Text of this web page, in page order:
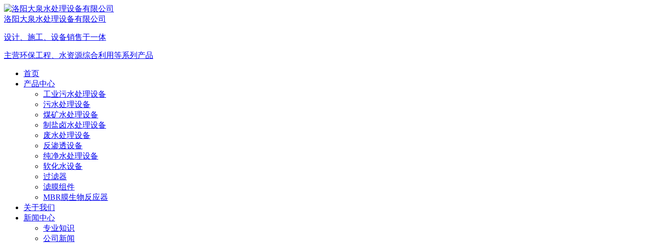
洛阳大泉水处理设备有限公司
设计、施工、设备销售于一体
主营环保工程、水资源综合利用等系列产品
首页
产品中心
工业污水处理设备
污水处理设备
煤矿水处理设备
制盐卤水处理设备
废水处理设备
反渗透设备
纯净水处理设备
软化水设备
过滤器
滤膜组件
MBR膜生物反应器
关于我们
新闻中心
专业知识
公司新闻